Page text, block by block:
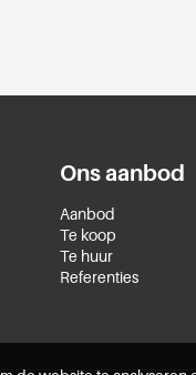
Ons aanbod
Aanbod
Te koop
Te huur
Referenties